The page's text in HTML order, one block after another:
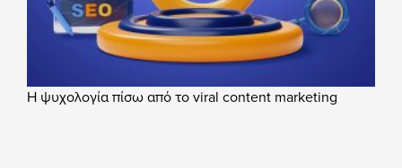
Η ψυχολογία πίσω από το viral content marketing